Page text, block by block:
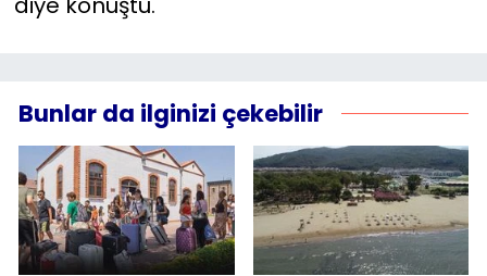
Bunlar da ilginizi çekebilir